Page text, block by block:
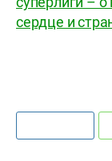
сердце и